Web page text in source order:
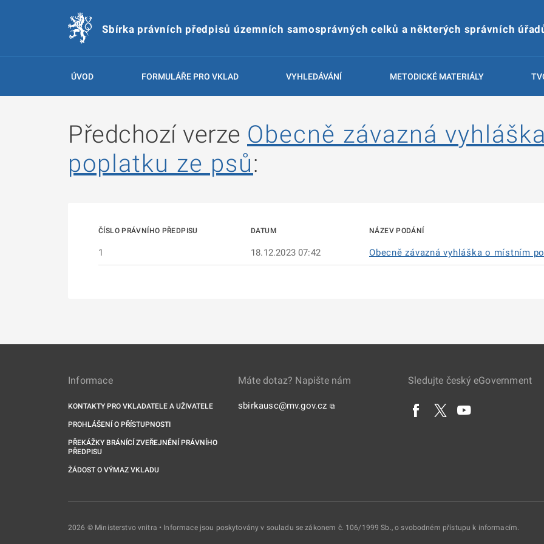
Sbírka právních předpisů územních samosprávných celků a některých správních
ÚVOD FORMULÁŘE PRO VKLAD VYHLEDÁVÁNÍ METODICKÉ MATERIÁLY
Předchozí verze Obecně závazná
poplatku ze psů:
ČÍSLO PRÁVNÍHO PŘEDPISU DATUM NÁZEV PODÁNÍ
1 18.12.2023 07:42 Obecně závazná vyhláška o místním
Informace
KONTAKTY PRO VKLADATELE A UŽIVATELE
PROHLÁŠENÍ O PŘÍSTUPNOSTI
PŘEKÁŽKY BRÁNÍCÍ ZVEŘEJNĚNÍ PRÁVNÍHO
PŘEDPISU
ŽÁDOST O VÝMAZ VKLADU
Máte dotaz? Napište nám
sbirkausc@mv.gov.cz ⧉
Sledujte český eGovernment
2026 © Ministerstvo vnitra • Informace jsou poskytovány v souladu se zákonem č. 106/1999 Sb., o svobodném přístupu k informacím.